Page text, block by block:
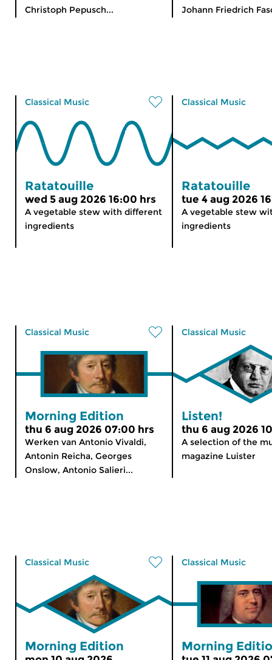
Christoph Pepusch...
Johann Friedrich
Classical Music
Ratatouille
wed 5 aug 2026 16:00 hrs
A vegetable stew with different
ingredients
Classical Music
Ratatouille
tue 4 aug 2026
A vegetable stew
ingredients
Classical Music
Morning Edition
thu 6 aug 2026 07:00 hrs
Werken van Antonio Vivaldi,
Antonin Reicha, Georges
Onslow, Antonio Salieri...
Classical Music
Listen!
thu 6 aug 2026
A selection of the
magazine Luister
Classical Music
Morning Edition
Classical Music
Morning